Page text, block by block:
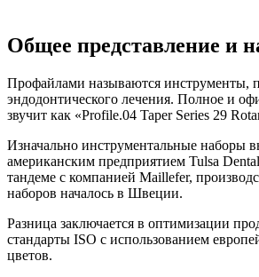
Общее представление и
Профайлами называются инструменты,
эндодонтического лечения. Полное и
звучит как «Profile.04 Taper Series 29
Изначально инструментальные наборы
американским предприятием Tulsa
тандеме с компанией Maillefer,
наборов началось в Швеции.
Разница заключается в оптимизации
стандарты ISO с использованием
цветов.